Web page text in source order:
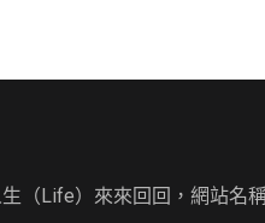
（Life）來來回回，網站名